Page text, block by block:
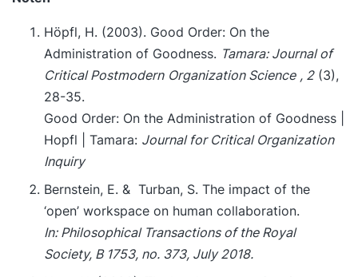
Höpfl, H. (2003). Good Order: On the
Administration of Goodness. Tamara: Journal of
CriticalPostmodern Organization Science , 2(3),
28-35.
Good Order: On the Administration of Goodness |
Hopfl | Tamara: Journal for Critical Organization
Inquiry
Bernstein, E. & Turban, S. The impact of the
‘open’ workspace on human collaboration.
In: Philosophical Transactions of the Royal
Society, B 1753, no. 373, July 2018.